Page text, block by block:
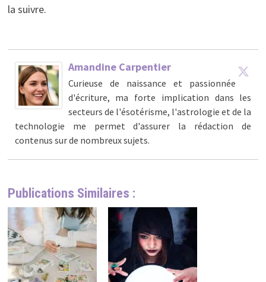
la suivre.
Amandine Carpentier
Curieuse de naissance et passionnée
d'écriture, ma forte implication dans les
secteurs de l'ésotérisme, l'astrologie et de la
technologie me permet d'assurer la rédaction de
contenus sur de nombreux sujets.
Publications Similaires :